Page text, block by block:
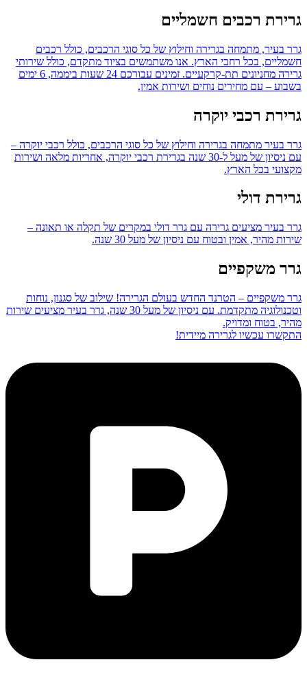
גרירת רכבים חשמליים
גרר בעיר, מתמחה בגרירה וחילוץ של כל סוגי הרכבים, כולל רכבים
חשמליים, בכל רחבי הארץ. אנו משתמשים בציוד מתקדם, כולל שירותי
גרירה מחניונים תת-קרקעיים. זמינים עבורכם 24 שעות ביממה, 6 ימים
בשבוע – עם מחירים נוחים ושירות אמין.
גרירת רכבי יוקרה
גרר בעיר מתמחה בגרירה וחילוץ של כל סוגי הרכבים, כולל רכבי יוקרה –
עם ניסיון של מעל ל-30 שנה בגרירת רכבי יוקרה, אחריות מלאה ושירות
מקצועי בכל הארץ.
גרירת דולי
גרר בעיר מציעים גרירה עם גרר דולי במקרים של תקלה או תאונה –
שירות מהיר, אמין ובטוח עם ניסיון של מעל 30 שנה.
גרר משקפיים
גרר משקפיים – הטרנד החדש בעולם הגרירה! שילוב של סגנון, נוחות
וטכנולוגיה מתקדמת. עם ניסיון של מעל 30 שנה, גרר בעיר מציעים שירות
מהיר, בטוח ומדויק.
התקשרו עכשיו לגרירה מיידית!